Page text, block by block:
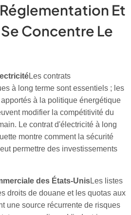
Et
Concentre Le
Les contrats
à long terme sont essentiels ; les
à la politique énergétique
modifier la compétitivité du
Le contrat d'électricité à long
montre comment la sécurité
permettre des investissements
des États-UnisLes listes
droits de douane et les quotas aux
une source récurrente de risques